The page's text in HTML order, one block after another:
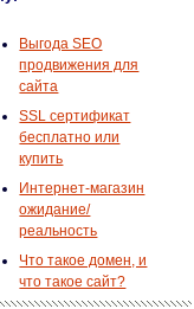
Выгода SEO
продвижения для
сайта
SSL сертификат
бесплатно или
купить
Интернет-магазин
ожидание/
реальность
Что такое домен, и
что такое сайт?